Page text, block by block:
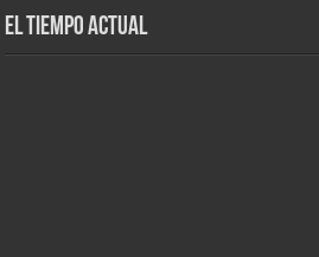
El tiempo actual